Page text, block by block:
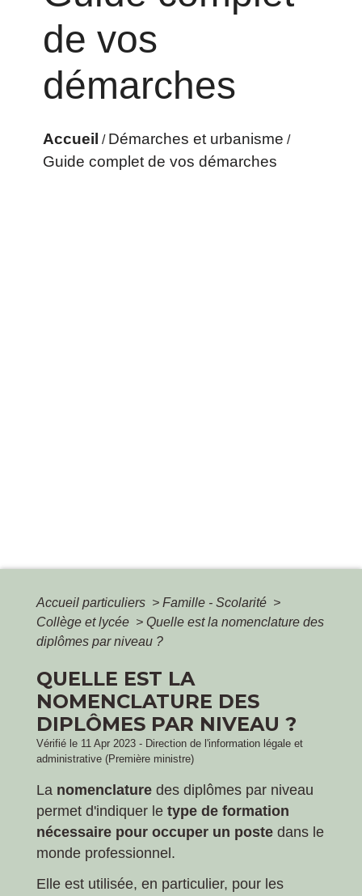
de vos
démarches
Accueil / Démarches et urbanisme /
Guide complet de vos démarches
Accueil particuliers > Famille - Scolarité >
Collège et lycée > Quelle est la nomenclature des
diplômes par niveau ?
QUELLE EST LA
NOMENCLATURE DES
DIPLÔMES PAR NIVEAU ?
Vérifié le 11 Apr 2023 - Direction de l'information légale et
administrative (Première ministre)
La nomenclature des diplômes par niveau
permet d'indiquer le type de formation
nécessaire pour occuper un poste dans le
monde professionnel.
Elle est utilisée, en particulier, pour les